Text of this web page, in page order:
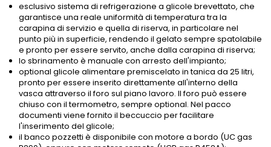
esclusivo sistema di refrigerazione a glicole brevettato, che
garantisce una reale uniformità di temperatura tra la
carapina di servizio e quella di riserva, in particolare nel
punto più in superficie, rendendo il gelato sempre spatolabile
e pronto per essere servito, anche dalla carapina di riserva;
lo sbrinamento è manuale con arresto dell'impianto;
optional glicole alimentare premiscelato in tanica da 25 litri,
pronto per essere inserito direttamente all'interno della
vasca attraverso il foro sul piano lavoro. Il foro può essere
chiuso con il termometro, sempre optional. Nel pacco
documenti viene fornito il beccuccio per facilitare
l'inserimento del glicole;
il banco pozzetti è disponibile con motore a bordo (UC gas